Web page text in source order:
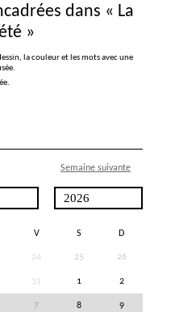
dans « La
»
la couleur et les mots avec une
Semaine suivante
V S D
24 25 26
31 1 2
7 8 9